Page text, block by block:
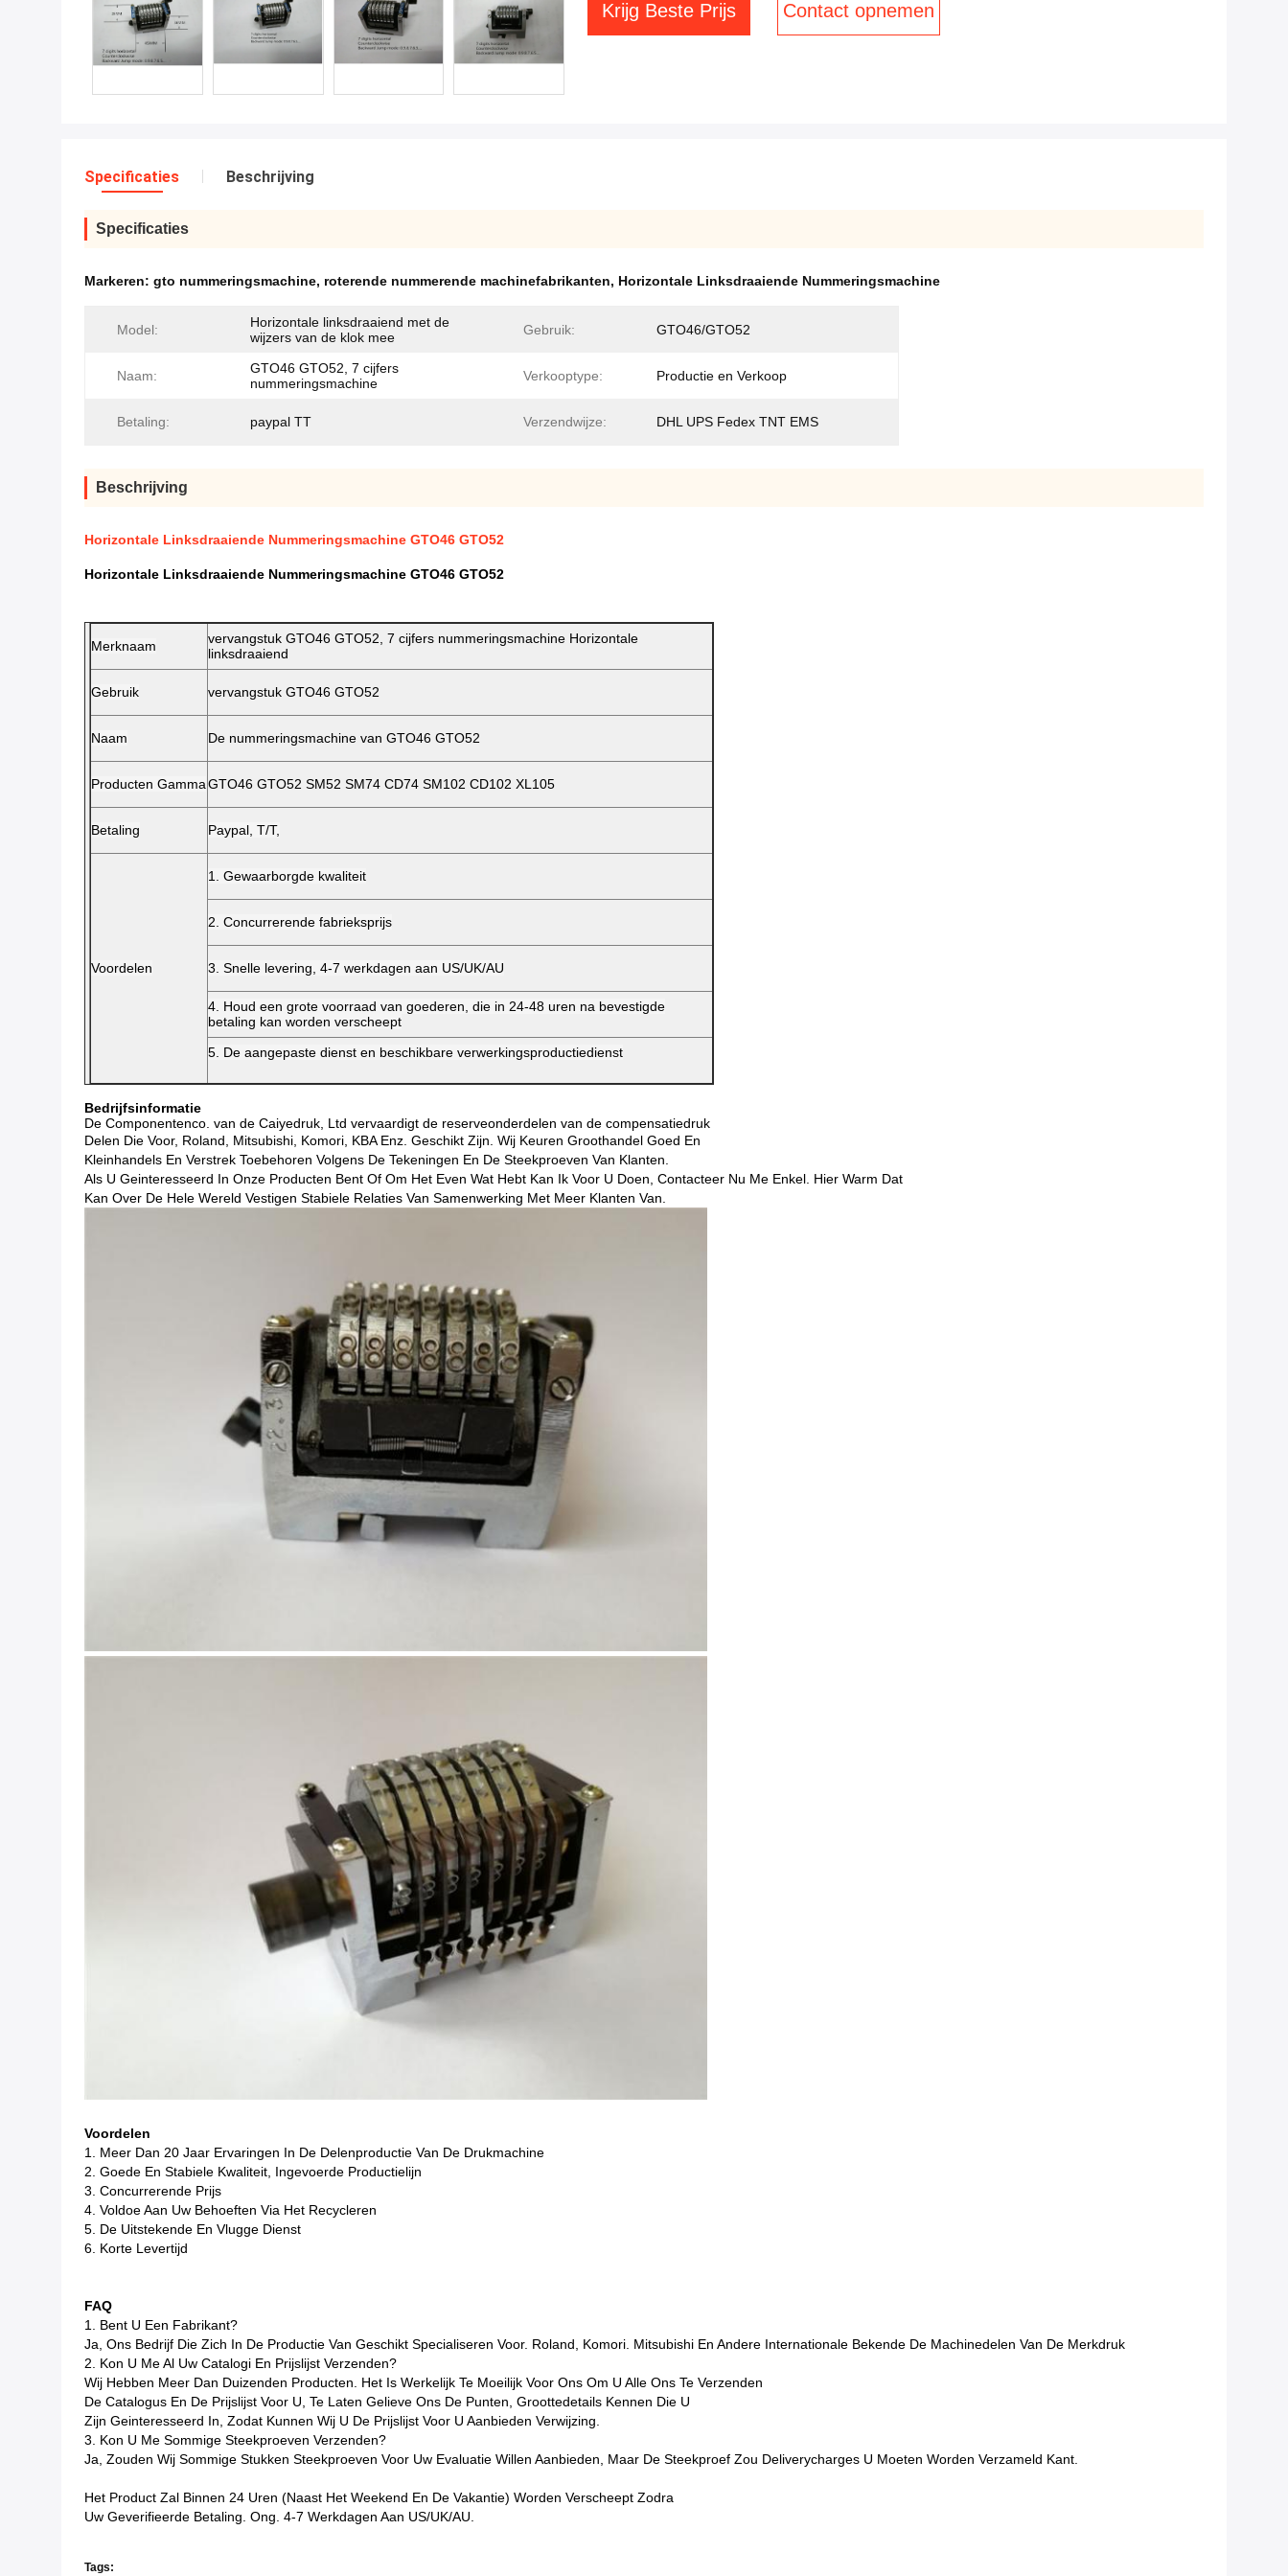
Krijg Beste Prijs Contact opnemen
Specificaties Beschrijving
Specificaties
Markeren: gto nummeringsmachine, roterende nummerende machinefabrikanten, Horizontale Linksdraaiende Nummeringsmachine
Model:
Horizontale linksdraaiend met de
wijzers van de klok mee
Gebruik: GTO46/GTO52
Naam:
GTO46 GTO52, 7 cijfers
nummeringsmachine
Verkooptype: Productie en Verkoop
Betaling: paypal TT Verzendwijze: DHL UPS Fedex TNT EMS
Beschrijving
Horizontale Linksdraaiende Nummeringsmachine GTO46 GTO52
Horizontale Linksdraaiende Nummeringsmachine GTO46 GTO52
Merknaam
vervangstuk GTO46 GTO52, 7 cijfers nummeringsmachine Horizontale
linksdraaiend
Gebruik vervangstuk GTO46 GTO52
Naam De nummeringsmachine van GTO46 GTO52
Producten GammaGTO46 GTO52 SM52 SM74 CD74 SM102 CD102 XL105
Betaling Paypal, T/T,
Voordelen
1. Gewaarborgde kwaliteit
2. Concurrerende fabrieksprijs
3. Snelle levering, 4-7 werkdagen aan US/UK/AU
4. Houd een grote voorraad van goederen, die in 24-48 uren na bevestigde
betaling kan worden verscheept
5. De aangepaste dienst en beschikbare verwerkingsproductiedienst
Bedrijfsinformatie
De Componentenco. van de Caiyedruk, Ltd vervaardigt de reserveonderdelen van de compensatiedruk
Delen Die Voor, Roland, Mitsubishi, Komori, KBA Enz. Geschikt Zijn. Wij Keuren Groothandel Goed En
Kleinhandels En Verstrek Toebehoren Volgens De Tekeningen En De Steekproeven Van Klanten.
Als U Geinteresseerd In Onze Producten Bent Of Om Het Even Wat Hebt Kan Ik Voor U Doen, Contacteer Nu Me Enkel. Hier Warm Dat
Kan Over De Hele Wereld Vestigen Stabiele Relaties Van Samenwerking Met Meer Klanten Van.
Voordelen
1. Meer Dan 20 Jaar Ervaringen In De Delenproductie Van De Drukmachine
2. Goede En Stabiele Kwaliteit, Ingevoerde Productielijn
3. Concurrerende Prijs
4. Voldoe Aan Uw Behoeften Via Het Recycleren
5. De Uitstekende En Vlugge Dienst
6. Korte Levertijd
FAQ
1. Bent U Een Fabrikant?
Ja, Ons Bedrijf Die Zich In De Productie Van Geschikt Specialiseren Voor. Roland, Komori. Mitsubishi En Andere Internationale Bekende De Machinedelen Van De Merkdruk
2. Kon U Me Al Uw Catalogi En Prijslijst Verzenden?
Wij Hebben Meer Dan Duizenden Producten. Het Is Werkelijk Te Moeilijk Voor Ons Om U Alle Ons Te Verzenden
De Catalogus En De Prijslijst Voor U, Te Laten Gelieve Ons De Punten, Groottedetails Kennen Die U
Zijn Geinteresseerd In, Zodat Kunnen Wij U De Prijslijst Voor U Aanbieden Verwijzing.
3. Kon U Me Sommige Steekproeven Verzenden?
Ja, Zouden Wij Sommige Stukken Steekproeven Voor Uw Evaluatie Willen Aanbieden, Maar De Steekproef Zou Deliverycharges U Moeten Worden Verzameld Kant.
Het Product Zal Binnen 24 Uren (naast Het Weekend En De Vakantie) Worden Verscheept Zodra
Uw Geverifieerde Betaling. Ong. 4-7 Werkdagen Aan US/UK/AU.
Tags: